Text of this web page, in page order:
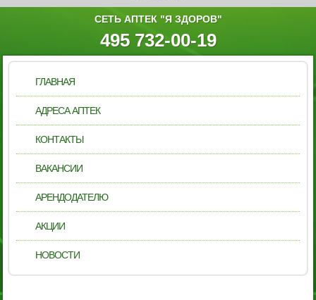
СЕТЬ АПТЕК "Я ЗДОРОВ"
495 732-00-19
ГЛАВНАЯ
АДРЕСА АПТЕК
КОНТАКТЫ
ВАКАНСИИ
АРЕНДОДАТЕЛЮ
АКЦИИ
НОВОСТИ